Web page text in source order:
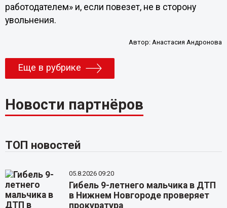
работодателем» и, если повезет, не в сторону
увольнения.
Автор: Анастасия Андронова
Еще в рубрике
Новости партнёров
ТОП новостей
05.8.2026 09:20
Гибель 9-летнего мальчика в ДТП
в Нижнем Новгороде проверяет
прокуратура